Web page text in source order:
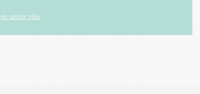
en savoir plus